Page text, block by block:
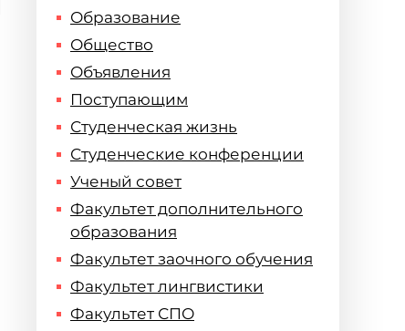
Образование
Общество
Объявления
Поступающим
Студенческая жизнь
Студенческие конференции
Ученый совет
Факультет дополнительного
образования
Факультет заочного обучения
Факультет лингвистики
Факультет СПО